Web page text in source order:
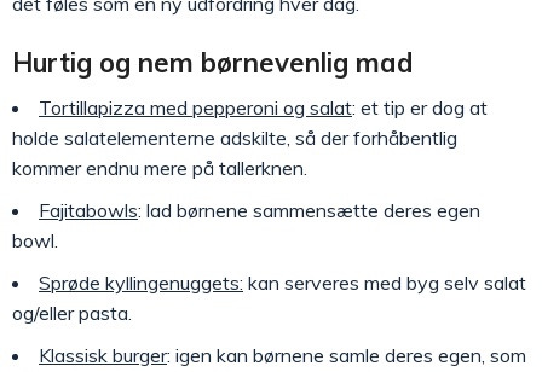
Hurtig og nem børnevenlig mad
Tortillapizza med pepperoni og salat: et tip er dog at
holde salatelementerne adskilte, så der forhåbentlig
kommer endnu mere på tallerknen.
Fajitabowls: lad børnene sammensætte deres egen
bowl.
Sprøde kyllingenuggets: kan serveres med byg selv salat
og/eller pasta.
Klassisk burger: igen kan børnene samle deres egen, som